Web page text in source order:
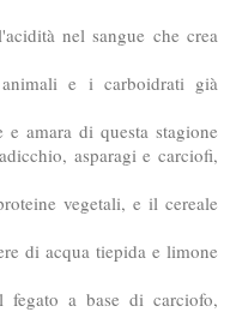
nel sangue che crea
e i carboidrati già
amara di questa stagione
asparagi e carciofi,
vegetali, e il cereale
di acqua tiepida e limone
fegato a base di carciofo,